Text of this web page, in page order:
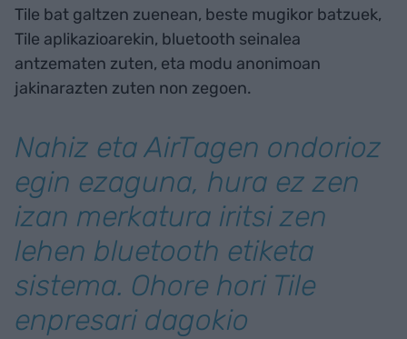
Tile bat galtzen zuenean, beste mugikor batzuek,
Tile aplikazioarekin, bluetooth seinalea
antzematen zuten, eta modu anonimoan
jakinarazten zuten non zegoen.
Nahiz eta AirTagen ondorioz
egin ezaguna, hura ez zen
izan merkatura iritsi zen
lehen bluetooth etiketa
sistema. Ohore hori Tile
enpresari dagokio